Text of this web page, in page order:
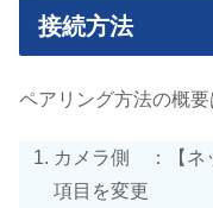
接続方法
ペアリング方法の概要
カメラ側 ：【ネ
項目を変更